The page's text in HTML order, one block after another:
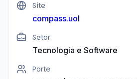
Site
compass.uol
Setor
Tecnologia e Software
Porte